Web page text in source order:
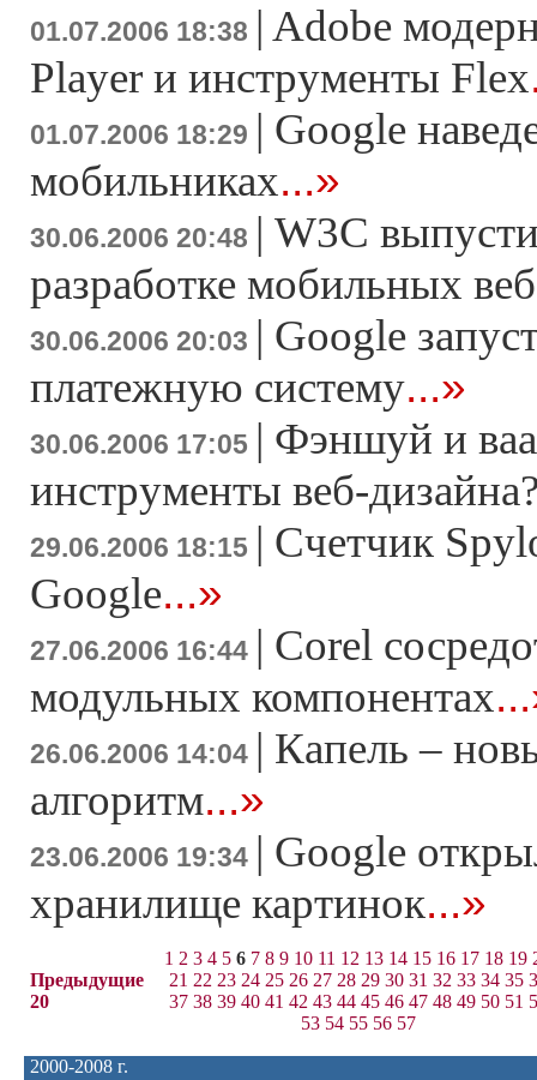
01.07.2006 18:38 | Adobe
Player и инструменты Flex
01.07.2006 18:29 | Google
мобильниках...»
30.06.2006 20:48 | W3C
разработке мобильных
30.06.2006 20:03 | Google
платежную систему...»
30.06.2006 17:05 | Фэншуй и
инструменты веб-
29.06.2006 18:15 | Счетчик
Google...»
27.06.2006 16:44 | Corel
модульных компонентах
26.06.2006 14:04 | Капель –
алгоритм...»
23.06.2006 19:34 | Google
хранилище картинок...»
Предыдущие
20
1 2 3 4 5 6 7 8 9 10 11 12 13 14 15 16 17 18 19
21 22 23 24 25 26 27 28 29 30 31 32 33 34 35
37 38 39 40 41 42 43 44 45 46 47 48 49 50 51
53 54 55 56 57
2000-2008 г.